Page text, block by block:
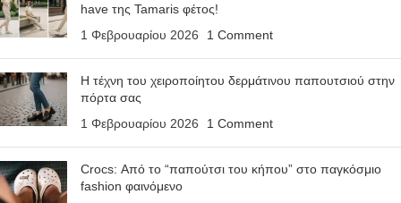
have της Tamaris φέτος!
1 Φεβρουαρίου 2026
1 Comment
Η τέχνη του χειροποίητου δερμάτινου παπουτσιού στην
πόρτα σας
1 Φεβρουαρίου 2026
1 Comment
Crocs: Από το “παπούτσι του κήπου” στο παγκόσμιο
fashion φαινόμενο